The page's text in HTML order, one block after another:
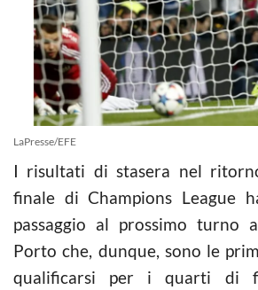
LaPresse/EFE
I risultati di stasera nel
finale di Champions League
passaggio al prossimo turno
Porto che, dunque, sono le
qualificarsi per i quarti di